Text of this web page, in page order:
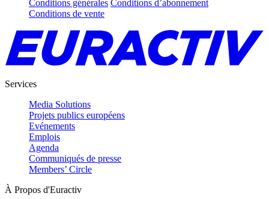
Conditions générales Conditions d’abonnement
Conditions de vente
Services
Media Solutions
Projets publics européens
Evénements
Emplois
Agenda
Communiqués de presse
Members’ Circle
À Propos d'Euractiv